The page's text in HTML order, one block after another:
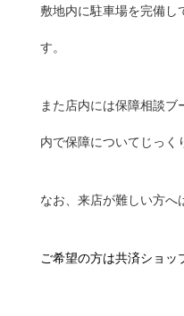
敷地内に駐車場を完備し
す。
また店内には保障相談
内で保障についてじっく
なお、来店が難しい方へ
ご希望の方は共済ショッ